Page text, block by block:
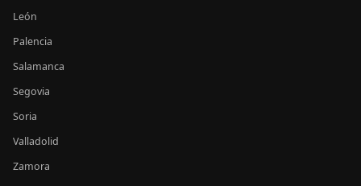
León
Palencia
Salamanca
Segovia
Soria
Valladolid
Zamora